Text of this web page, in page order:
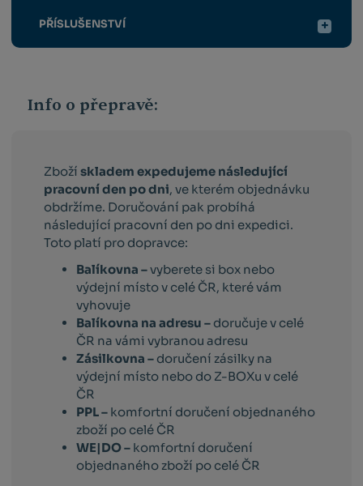
PŘÍSLUŠENSTVÍ
Info o přepravě:
Zbožískladem expedujeme následující
pracovní den po dni, ve kterém objednávku
obdržíme. Doručování pak probíhá
následující pracovní den po dni expedici.
Toto platí pro dopravce:
Balíkovna –vyberete si box nebo
výdejní místo v celé ČR, které vám
vyhovuje
Balíkovna na adresu – doručuje v celé
ČR na vámi vybranou adresu
Zásilkovna – doručení zásilky na
výdejní místo nebo do Z-BOXu v celé
ČR
PPL – komfortní doručení objednaného
zboží po celé ČR
WE|DO – komfortní doručení
objednaného zboží po celé ČR